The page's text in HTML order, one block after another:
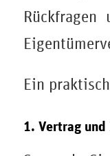
Ein
1. Vertrag